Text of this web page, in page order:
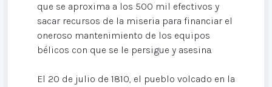
que se aproxima a los 500 mil efectivos y
sacar recursos de la miseria para financiar el
oneroso mantenimiento de los equipos
bélicos con que se le persigue y asesina.
El 20 de julio de 1810, el pueblo volcado en la